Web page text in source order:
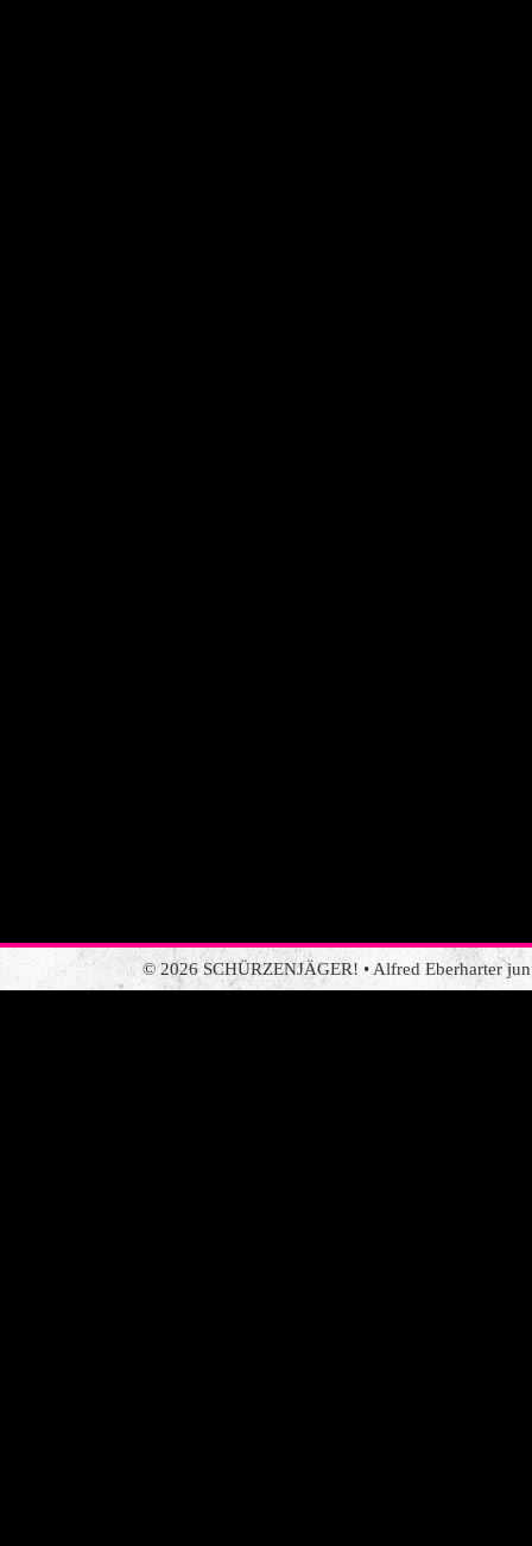
© 2026 SCHÜRZENJÄGER! • Alfred Eberharter